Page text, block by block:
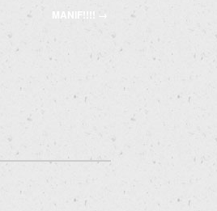
MANIF!!!!
→